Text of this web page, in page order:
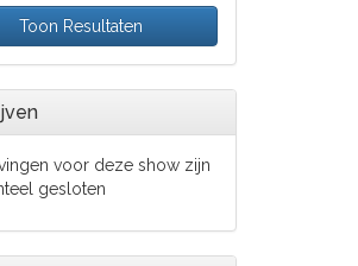
Toon Resultaten
voor deze show zijn
gesloten